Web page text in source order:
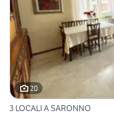
20
3 LOCALI A SARONNO